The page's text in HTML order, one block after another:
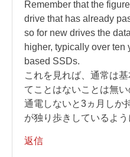
Remember that the
drive that has already
so for new drives the
higher, typically over ten
based SSDs.
これを見れば、通常は
てことはないことは無い
通電しないと3ヵ月しか
が独り歩きしているよう
返信